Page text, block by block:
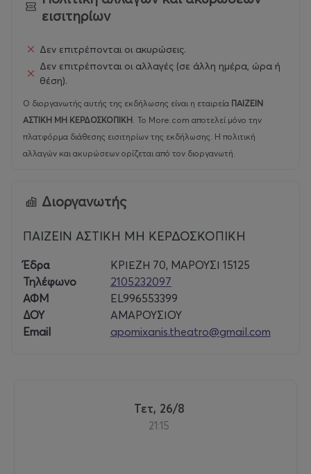
εισιτηρίων
Δεν επιτρέπονται οι ακυρώσεις.
Δεν επιτρέπονται οι αλλαγές (σε άλλη ημέρα, ώρα ή
θέση).
Ο διοργανωτής αυτής της εκδήλωσης είναι η εταιρεία ΠΑΙΖΕΙΝ
ΑΣΤΙΚΗ ΜΗ ΚΕΡΔΟΣΚΟΠΙΚΗ. Το More.com αποτελεί μόνο την
πλατφόρμα διάθεσης εισιτηρίων της εκδήλωσης. Η πολιτική
αλλαγών και ακυρώσεων ορίζεται από τον διοργανωτή.
Διοργανωτής
ΠΑΙΖΕΙΝ ΑΣΤΙΚΗ ΜΗ ΚΕΡΔΟΣΚΟΠΙΚΗ
Έδρα
ΚΡΙΕΖΗ 70, ΜΑΡΟΥΣΙ 15125
Τηλέφωνο
2105232097
ΑΦΜ
EL996553399
ΔΟΥ
ΑΜΑΡΟΥΣΙΟΥ
Email
apomixanis.theatro@gmail.com
Τετ, 26/8
21:15